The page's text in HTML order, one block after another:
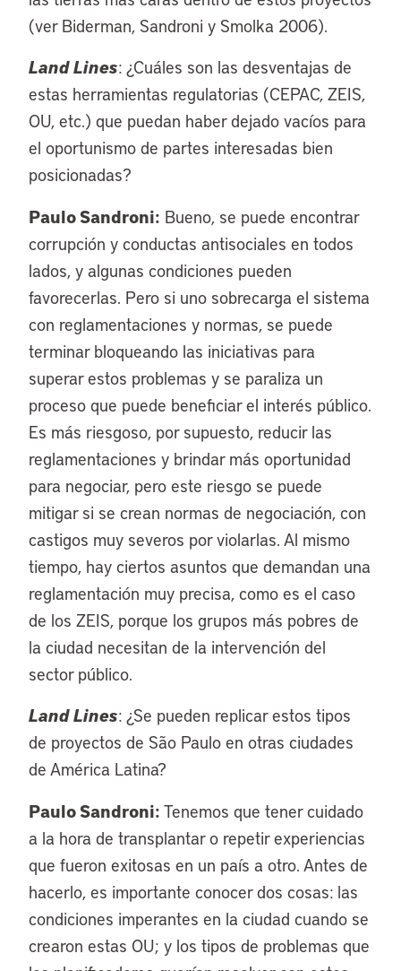
(ver Biderman, Sandroni y Smolka 2006).
Land Lines: ¿Cuáles son las desventajas de
estas herramientas regulatorias (CEPAC, ZEIS,
OU, etc.) que puedan haber dejado vacíos para
el oportunismo de partes interesadas bien
posicionadas?
Paulo Sandroni: Bueno, se puede encontrar
corrupción y conductas antisociales en todos
lados, y algunas condiciones pueden
favorecerlas. Pero si uno sobrecarga el sistema
con reglamentaciones y normas, se puede
terminar bloqueando las iniciativas para
superar estos problemas y se paraliza un
proceso que puede beneficiar el interés público.
Es más riesgoso, por supuesto, reducir las
reglamentaciones y brindar más oportunidad
para negociar, pero este riesgo se puede
mitigar si se crean normas de negociación, con
castigos muy severos por violarlas. Al mismo
tiempo, hay ciertos asuntos que demandan una
reglamentación muy precisa, como es el caso
de los ZEIS, porque los grupos más pobres de
la ciudad necesitan de la intervención del
sector público.
Land Lines: ¿Se pueden replicar estos tipos
de proyectos de São Paulo en otras ciudades
de América Latina?
Paulo Sandroni: Tenemos que tener cuidado
a la hora de transplantar o repetir experiencias
que fueron exitosas en un país a otro. Antes de
hacerlo, es importante conocer dos cosas: las
condiciones imperantes en la ciudad cuando se
crearon estas OU; y los tipos de problemas que